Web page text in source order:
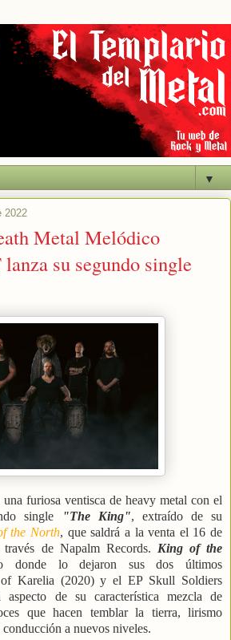
▼
2022
Metal Melódico
su segundo single
una furiosa ventisca de heavy metal con el
single
"The King", extraído de su
the North, que saldrá a la venta el 16 de
de Napalm Records. King of the
donde lo dejaron sus dos últimos
of Karelia (2020) y el EP Skull Soldiers
aspecto de su característica mezcla de
que hacen temblar la tierra, lirismo
a nuevos niveles.